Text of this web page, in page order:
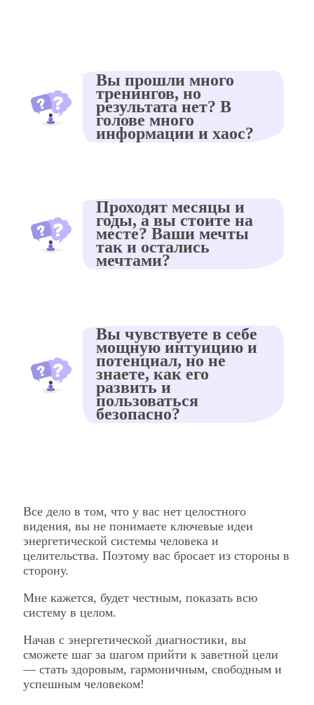
Вы прошли много
тренингов, но
результата нет? В
голове много
информации и хаос?
Проходят месяцы и
годы, а вы стоите на
месте? Ваши мечты
так и остались
мечтами?
Вы чувствуете в себе
мощную интуицию и
потенциал, но не
знаете, как его
развить и
пользоваться
безопасно?
Все дело в том, что у вас нет целостного
видения, вы не понимаете ключевые идеи
энергетической системы человека и
целительства. Поэтому вас бросает из стороны в
сторону.
Мне кажется, будет честным, показать всю
систему в целом.
Начав с энергетической диагностики, вы
сможете шаг за шагом прийти к заветной цели
— стать здоровым, гармоничным, свободным и
успешным человеком!